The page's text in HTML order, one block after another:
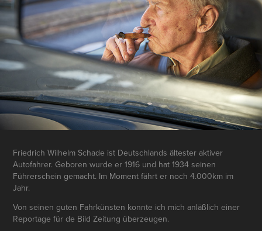
Friedrich Wilhelm Schade ist Deutschlands ältester aktiver
Autofahrer. Geboren wurde er 1916 und hat 1934 seinen
Führerschein gemacht. Im Moment fährt er noch 4.000km im
Jahr.
Von seinen guten Fahrkünsten konnte ich mich anläßlich einer
Reportage für de Bild Zeitung überzeugen.